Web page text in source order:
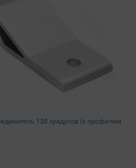
135 градусов (к профилям